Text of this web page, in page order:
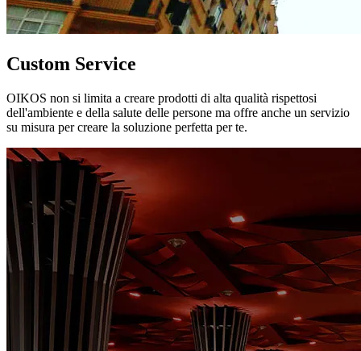
Custom Service
OIKOS non si limita a creare prodotti di alta qualità rispettosi
dell'ambiente e della salute delle persone ma offre anche un servizio
su misura per creare la soluzione perfetta per te.